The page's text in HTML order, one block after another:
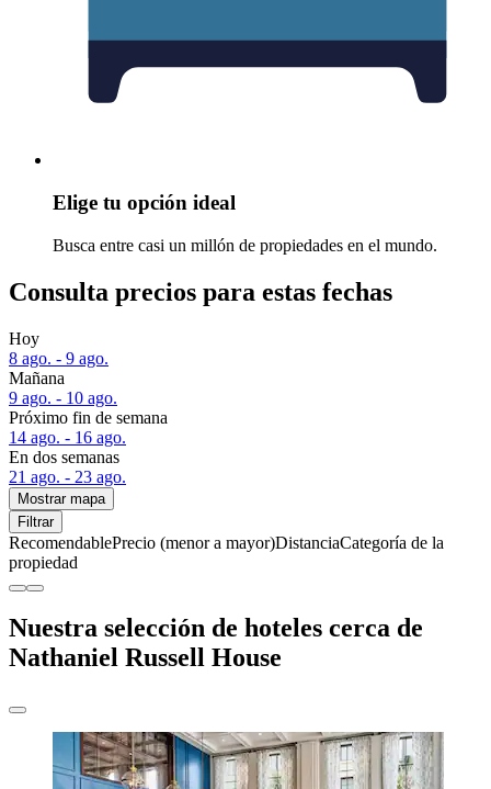
Elige tu opción ideal
Busca entre casi un millón de propiedades en el mundo.
Consulta precios para estas fechas
Hoy
8 ago. - 9 ago.
Mañana
9 ago. - 10 ago.
Próximo fin de semana
14 ago. - 16 ago.
En dos semanas
21 ago. - 23 ago.
Mostrar mapa
Filtrar
RecomendablePrecio (menor a mayor)DistanciaCategoría de la
propiedad
Nuestra selección de hoteles cerca de
Nathaniel Russell House